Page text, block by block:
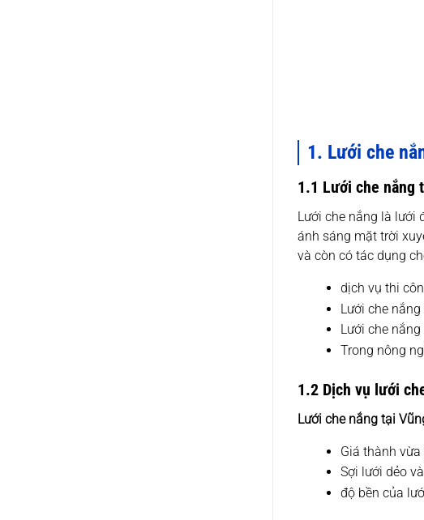
1. Lưới che
1.1 Lưới che nắng
Lưới che nắng là lưới
ánh sáng mặt trời
và còn có tác dụng
dịch vụ thi
Lưới che nắng
Lưới che
Trong nông
1.2 Dịch vụ lưới
Lưới che nắng tại
Giá thành
Sợi lưới dẻo
độ bền của